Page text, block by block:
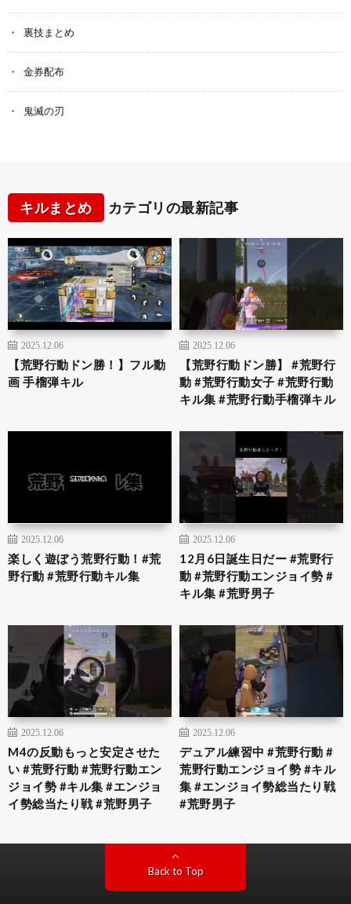
裏技まとめ
金券配布
鬼滅の刃
キルまとめ カテゴリの最新記事
2025.12.06
【荒野行動ドン勝！】フル動
画 手榴弾キル
2025.12.06
【荒野行動ドン勝】 #荒野行
動 #荒野行動女子 #荒野行動
キル集 #荒野行動手榴弾キル
2025.12.06
楽しく遊ぼう荒野行動！#荒
野行動 #荒野行動キル集
2025.12.06
12月6日誕生日だー #荒野行
動 #荒野行動エンジョイ勢 #
キル集 #荒野男子
2025.12.06
M4の反動もっと安定させた
い #荒野行動 #荒野行動エン
ジョイ勢 #キル集 #エンジョ
イ勢総当たり戦 #荒野男子
2025.12.06
デュアル練習中 #荒野行動 #
荒野行動エンジョイ勢 #キル
集 #エンジョイ勢総当たり戦
#荒野男子
Back to Top